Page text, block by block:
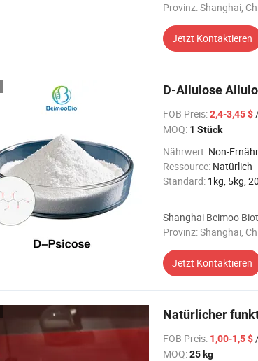
Provinz: Shanghai,
Jetzt Kontaktieren
D-Allulose
FOB Preis:2,4-3,45 $
MOQ: 1 Stück
Nährwert: Non-
Ressource: Natürlich
Standard: 1kg, 5kg,
Shanghai Beimoo
Provinz: Shanghai,
Jetzt Kontaktieren
Natürlicher
FOB Preis: 1,00-1,5 $
MOQ:25 kg